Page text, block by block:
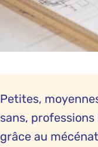
Petites,
sans,
grâce au